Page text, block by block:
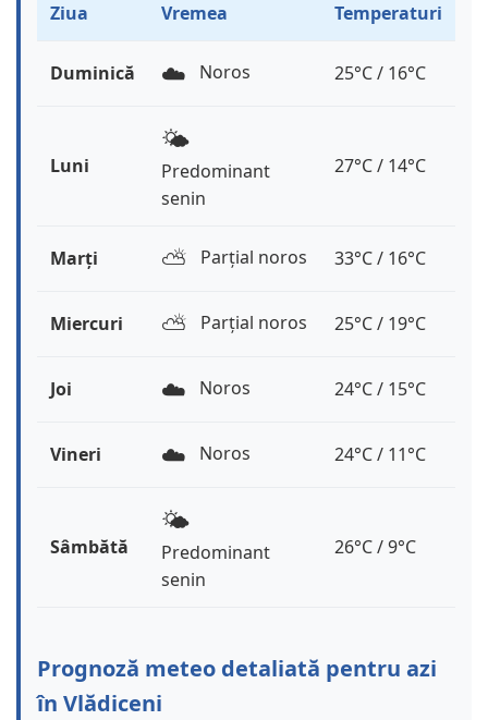
Ziua Vremea Temperaturi
Duminică ☁️ Noros 25°C / 16°C
Luni
🌤️
Predominant
senin
27°C / 14°C
Marți ⛅️ Parțial noros 33°C / 16°C
Miercuri ⛅️ Parțial noros 25°C / 19°C
Joi ☁️ Noros 24°C / 15°C
Vineri ☁️ Noros 24°C / 11°C
Sâmbătă
🌤️
Predominant
senin
26°C / 9°C
Prognoză meteo detaliată pentru azi
în Vlădiceni